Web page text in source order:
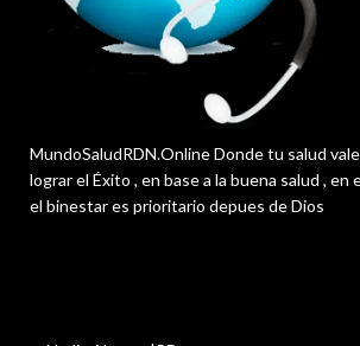
MundoSaludRDN.Online Donde tu salud
lograr el Éxito , en base a la buena salud ,
el binestar es prioritario depues de Dios